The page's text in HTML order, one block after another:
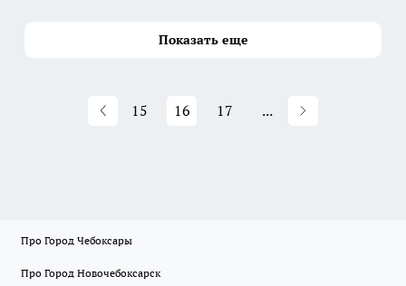
Показать еще
15 16 17 ...
Про Город Чебоксары
Про Город Новочебоксарск